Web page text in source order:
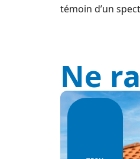
témoin d’un
Ne